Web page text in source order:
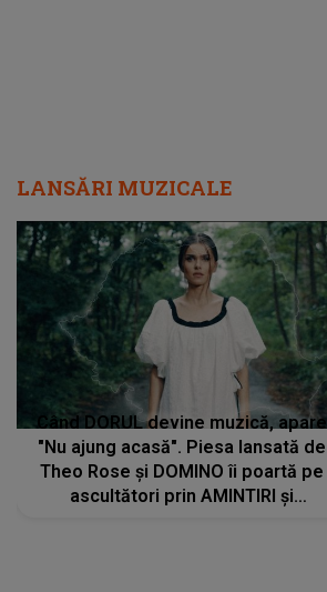
LANSĂRI MUZICALE
Când DORUL devine muzică, apare
"Nu ajung acasă". Piesa lansată de
Theo Rose și DOMINO îi poartă pe
ascultători prin AMINTIRI și